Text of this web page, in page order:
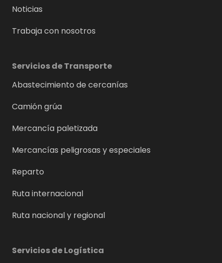
Noticias
Trabaja con nosotros
Servicios de Transporte
Abastecimiento de cercanías
Camión grúa
Mercancía paletizada
Mercancías peligrosas y especiales
Reparto
Ruta internacional
Ruta nacional y regional
Servicios de Logística